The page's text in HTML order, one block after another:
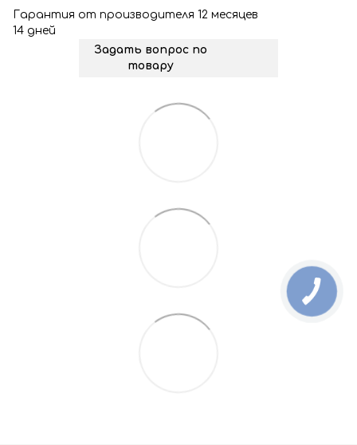
Гарантия от производителя 12 месяцев
14 дней
Задать вопрос по
товару